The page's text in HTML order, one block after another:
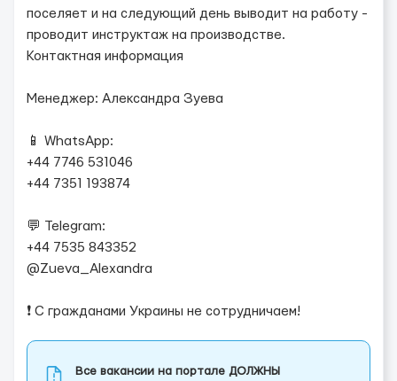
поселяет и на следующий день выводит на работу -
проводит инструктаж на производстве.
Контактная информация
Менеджер: Александра Зуева
📱 WhatsApp:
+44 7746 531046
+44 7351 193874
💬 Telegram:
+44 7535 843352
@Zueva_Alexandra
❗️ С гражданами Украины не сотрудничаем!
Все вакансии на портале ДОЛЖНЫ